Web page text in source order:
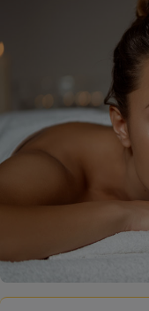
Über uns
Privat Transfer
FAQ